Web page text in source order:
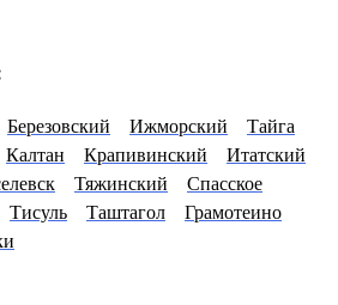
Березовский Ижморский
Тайга
Калтан Крапивинский
Итатский
Тяжинский
Спасское
Тисуль Таштагол
Грамотеино